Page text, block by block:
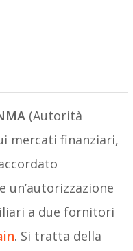
(Autorità
mercati finanziari,
un’autorizzazione
a due fornitori
. Si tratta della